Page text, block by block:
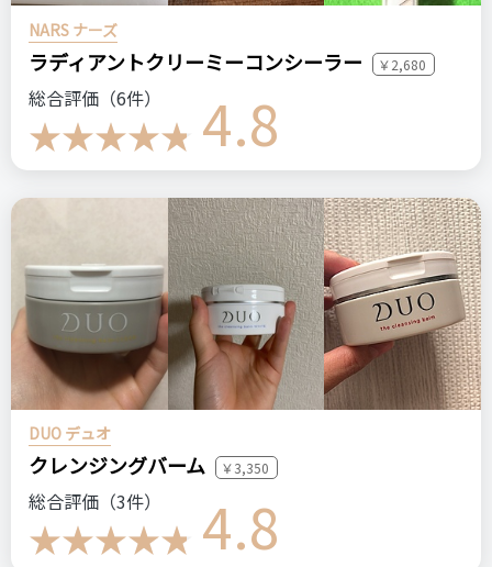
NARS ナーズ
ラディアントクリーミーコンシーラー ￥2,680
総合評価（6件） 4.8
DUO デュオ
クレンジングバーム ￥3,350
総合評価（3件） 4.8